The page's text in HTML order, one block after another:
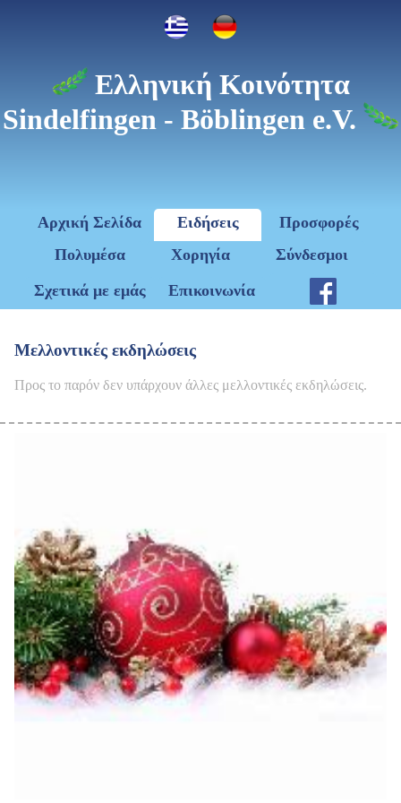
Ελληνική Κοινότητα
Sindelfingen - Böblingen e.V.
Αρχική Σελίδα Ειδήσεις
Προσφορές
Πολυμέσα
Χορηγία
Σύνδεσμοι
Σχετικά με εμάς
Επικοινωνία
Μελλοντικές εκδηλώσεις
Προς το παρόν δεν υπάρχουν άλλες μελλοντικές εκδηλώσεις.